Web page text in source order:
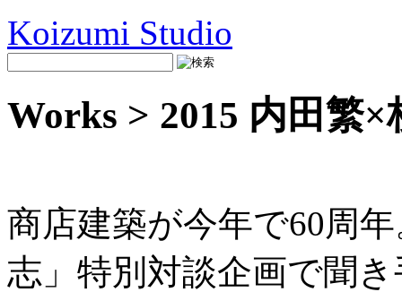
Koizumi Studio
Works > 2015 内田繁×
商店建築が今年で60周
志」特別対談企画で聞